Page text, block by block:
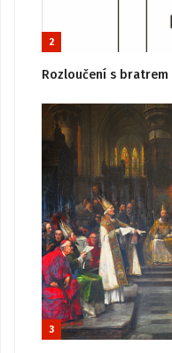
2
Rozloučení s bratrem
3